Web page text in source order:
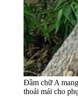
Đầm chữ A
thoải mái cho